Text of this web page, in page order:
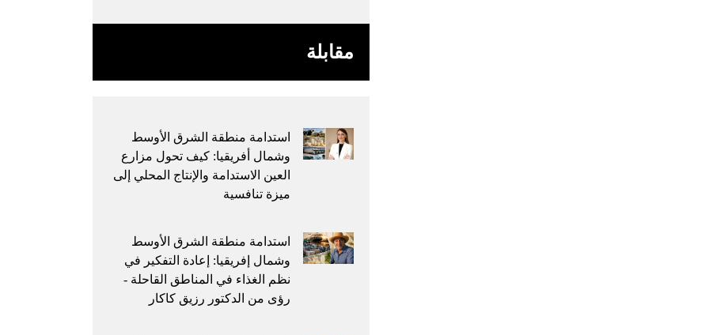
مقابلة
استدامة منطقة الشرق الأوسط
وشمال أفريقيا: كيف تحول مزارع
العين الاستدامة والإنتاج المحلي إلى
ميزة تنافسية
استدامة منطقة الشرق الأوسط
وشمال إفريقيا: إعادة التفكير في
نظم الغذاء في المناطق القاحلة -
رؤى من الدكتور رزيق كاكار